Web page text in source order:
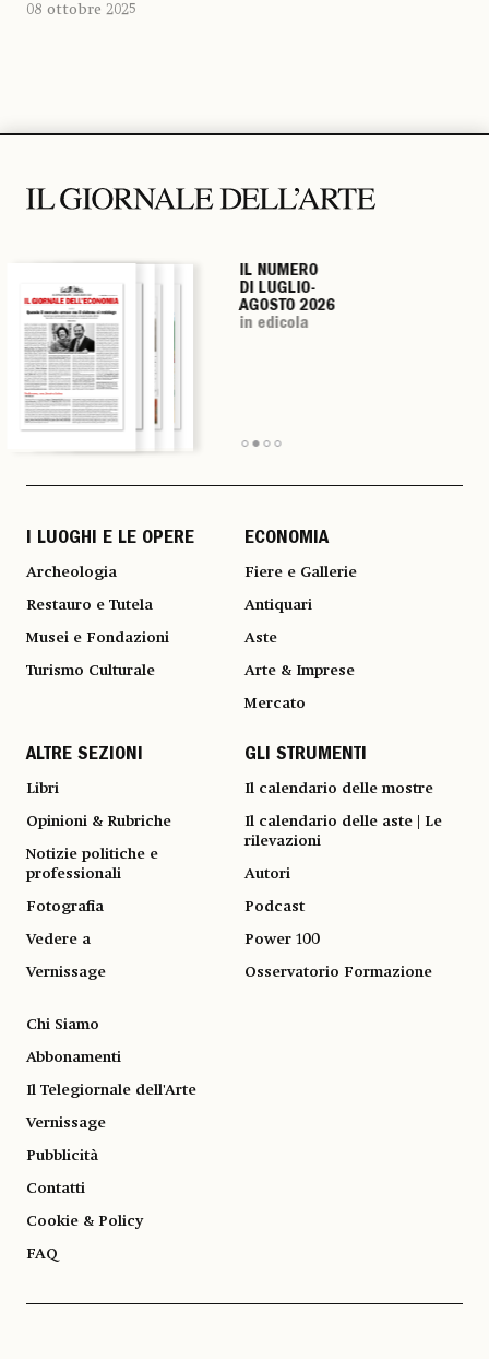
08 ottobre 2025
IL NUMERO
DI LUGLIO-
AGOSTO 2026
in edicola
IL NUMERO
DI LUGLIO-
AGOSTO 2026
in edicola
IL NUMERO
DI LUGLIO-
AGOSTO 2026
in edicola
IL NUMERO
DI LUGLIO-
AGOSTO 2026
in edicola
I LUOGHI E LE OPERE
Archeologia
Restauro e Tutela
Musei e Fondazioni
Turismo Culturale
ECONOMIA
Fiere e Gallerie
Antiquari
Aste
Arte & Imprese
Mercato
ALTRE SEZIONI
Libri
Opinioni & Rubriche
Notizie politiche e
professionali
Fotografia
Vedere a
Vernissage
GLI STRUMENTI
Il calendario delle mostre
Il calendario delle aste | Le
rilevazioni
Autori
Podcast
Power 100
Osservatorio Formazione
Chi Siamo
Abbonamenti
Il Telegiornale dell'Arte
Vernissage
Pubblicità
Contatti
Cookie & Policy
FAQ